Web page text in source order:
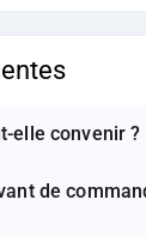
elle convenir ?
de